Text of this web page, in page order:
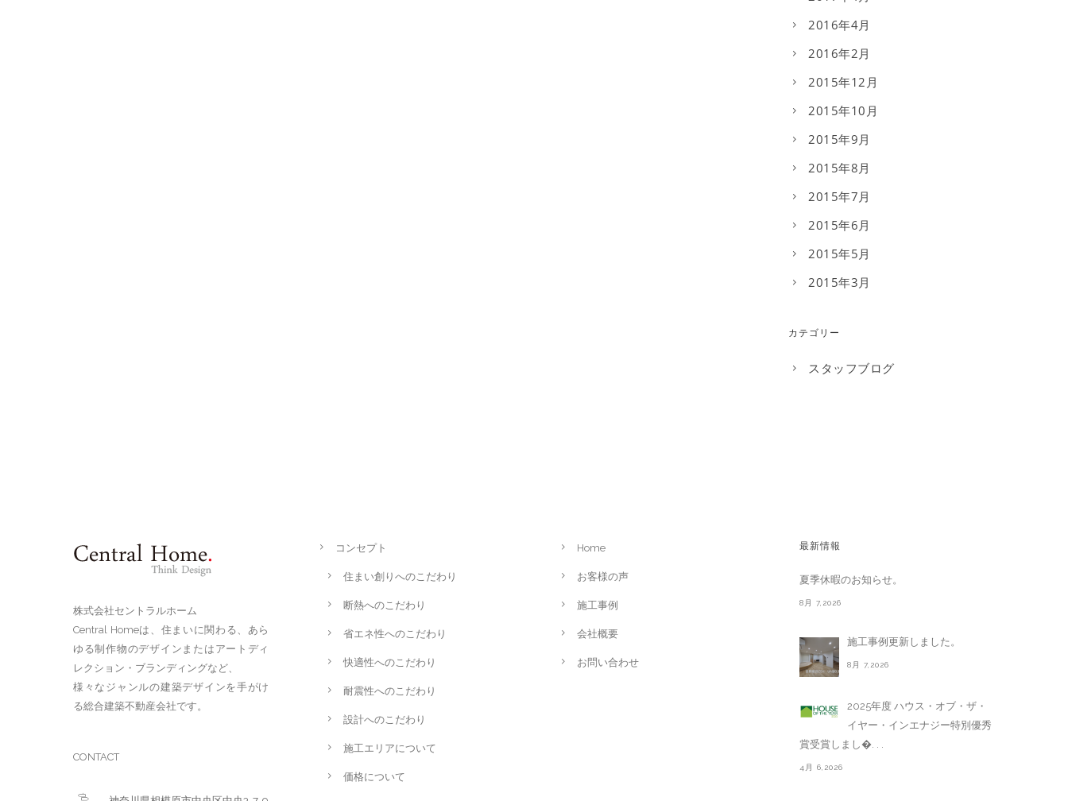
2016年4月
2016年2月
2015年12月
2015年10月
2015年9月
2015年8月
2015年7月
2015年6月
2015年5月
2015年3月
カテゴリー
スタッフブログ
株式会社セントラルホーム
Central Homeは、住まいに関わる、あら
ゆる制作物のデザインまたはアートディ
レクション・ブランディングなど、
様々なジャンルの建築デザインを手がけ
る総合建築不動産会社です。
CONTACT
コンセプト
住まい創りへのこだわり
断熱へのこだわり
省エネ性へのこだわり
快適性へのこだわり
耐震性へのこだわり
設計へのこだわり
施工エリアについて
価格について
Home
お客様の声
施工事例
会社概要
お問い合わせ
最新情報
夏季休暇のお知らせ。
8月 7,2026
施工事例更新しました。
8月 7,2026
2025年度 ハウス・オブ・ザ・
イヤー・インエナジー特別優秀
賞受賞しまし�. . .
4月 6,2026